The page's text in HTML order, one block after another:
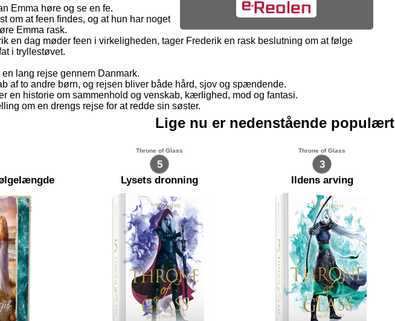
Emma høre og se en fe.
om at feen findes, og at hun har noget
Emma rask.
en dag møder feen i virkeligheden, tager Frederik en rask beslutning om at følge
i tryllestøvet.
lang rejse gennem Danmark.
af to andre børn, og rejsen bliver både hård, sjov og spændende.
en historie om sammenhold og venskab, kærlighed, mod og fantasi.
om en drengs rejse for at redde sin søster.
Lige nu er nedenstående populært
5
Throne of Glass
Lysets dronning
3
Throne of Glass
Ildens arving